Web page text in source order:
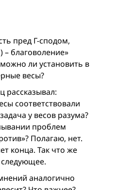
пред Г-сподом,
– благоволение»
ли установить в
весы?
рассказывал:
соответствовали
у весов разума?
проблем
Полагаю, нет.
конца. Так что же
аналогично